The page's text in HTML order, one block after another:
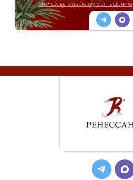
Пользовательскому соглашению